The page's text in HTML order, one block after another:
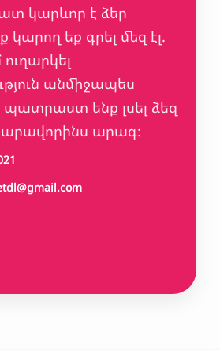
կարևոր է ձեր
կարող եք գրել մեզ էլ.
անմիջապես
պատրաստ ենք լսել ձեզ
արագ։